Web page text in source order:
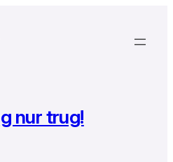
nur trug!